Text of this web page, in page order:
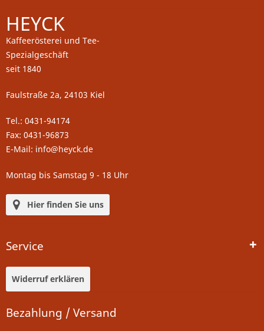
HEYCK
Kaffeerösterei und Tee-
Spezialgeschäft
seit 1840
Faulstraße 2a, 24103 Kiel
Tel.: 0431-94174
Fax: 0431-96873
E-Mail: info@heyck.de
Montag bis Samstag 9 - 18 Uhr
Hier finden Sie uns
Service
Widerruf erklären
Bezahlung / Versand